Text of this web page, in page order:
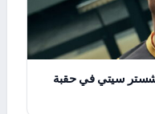
سيتي في حقبة